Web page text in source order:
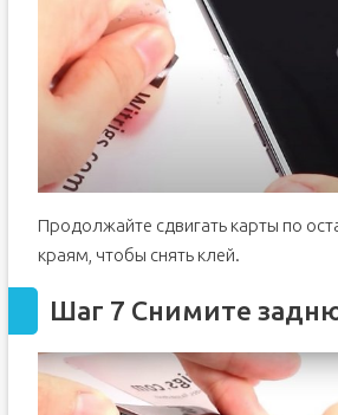
Продолжайте сдвигать карты по
краям, чтобы снять клей.
Шаг 7 Снимите